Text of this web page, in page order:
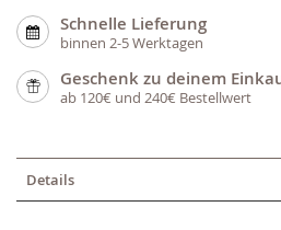
Schnelle Lieferung
binnen 2-5 Werktagen
Geschenk zu deinem
ab 120€ und 240€ Bestellwert
Details